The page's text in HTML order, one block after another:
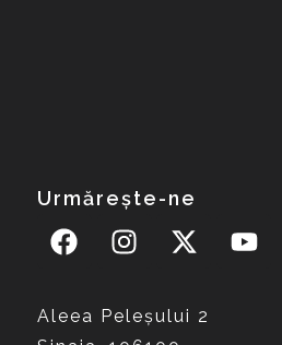
Urmărește-ne
Aleea Peleşului 2